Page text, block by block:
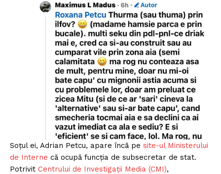
Soțul ei, Adrian Petcu, apare încă pe site-ul Ministerului
de Interne că ocupă funcția de subsecretar de stat.
Potrivit Centrului de Investigații Media (CMI),